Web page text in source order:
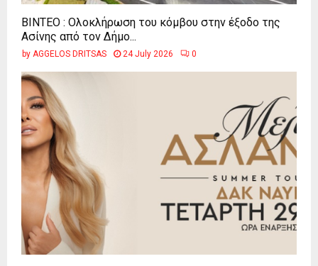
ΒΙΝΤΕΟ : Ολοκλήρωση του κόμβου στην έξοδο της
Ασίνης από τον Δήμο...
by AGGELOS DRITSAS 24 July 2026 0